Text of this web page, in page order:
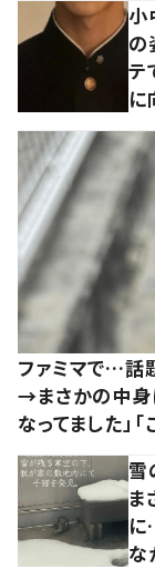
小
の
テ
に
ファミマで…話
→まさかの中身
なってました」
雪
に
な